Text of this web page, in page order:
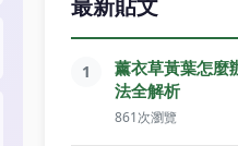
最新貼文
1
薰衣草黃葉怎麼
法全解析
861次瀏覽